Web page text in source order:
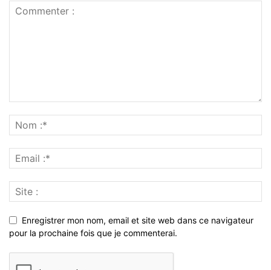
Enregistrer mon nom, email et site web dans ce navigateur
pour la prochaine fois que je commenterai.